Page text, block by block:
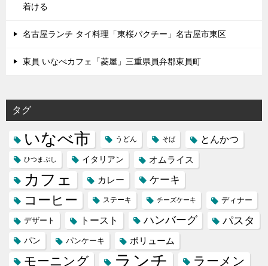
着ける
名古屋ランチ タイ料理「東桜パクチー」名古屋市東区
東員 いなべカフェ「菱屋」三重県員弁郡東員町
タグ
いなべ市 うどん そば とんかつ
ひつまぶし イタリアン オムライス
カフェ カレー ケーキ
コーヒー ステーキ チーズケーキ ディナー
デザート トースト ハンバーグ パスタ
パン パンケーキ ボリューム
モーニング ランチ ラーメン